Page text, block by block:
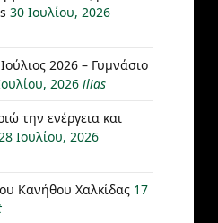
30 Ιουλίου, 2026
2026 – Γυμνάσιο
2026 ilias
την ενέργεια και
Ιουλίου, 2026
Κανήθου Χαλκίδας 17